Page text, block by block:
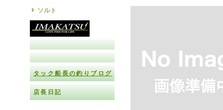
ソルト
タック船長の釣りブログ
店長日記